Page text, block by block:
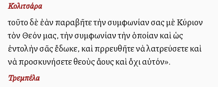
Κολιτσάρα
τοῦτο δὲ ἐὰν παραβῆτε τὴν συμφωνίαν σας μὲ Κύριον
τὸν Θεόν μας, τὴν συμφωνίαν τὴν ὁποίαν καὶ ὡς
ἐντολὴν σᾶς ἔδωκε, καὶ πρρευθῆτε νὰ λατρεύσετε καὶ
νὰ προσκυνήσετε θεοὺς ἄλλους καὶ ὄχι αὐτόν».
Τρεμπέλα